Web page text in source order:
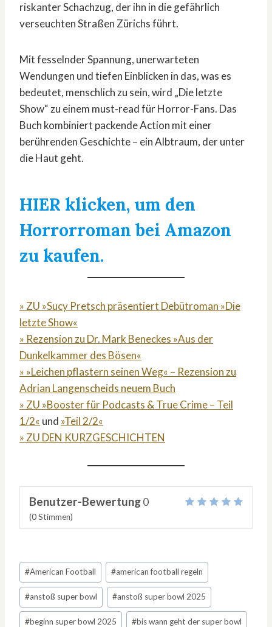
riskanter Schachzug, der ihn in die gefährlich
verseuchten Straßen Zürichs führt.
Mit fesselnder Spannung, unerwarteten
Wendungen und tiefen Einblicken in das, was es
bedeutet, menschlich zu sein, wird „Die letzte
Show“ zu einem must-read für Horror-Fans. Das
Buch kombiniert packende Action mit einer
berührenden Geschichte – ein Albtraum, der unter
die Haut geht.
HIER klicken, um den
Horrorroman bei Amazon
zu kaufen.
» ZU »Sucy Pretsch präsentiert Debütroman »Die
letzte Show«
» Rezension zu Dr. Mark Beneckes »Aus der
Dunkelkammer des Bösen«
» »Leichen pflastern seinen Weg« – Rezension zu
Adrian Langenscheids neuem Buch
» ZU »Booster für Podcasts & True Crime – Teil
1/2« und »Teil 2/2«
» ZU DEN KURZGESCHICHTEN
Benutzer-Bewertung0
(0Stimmen)
Schlagworte:
#American Football #american football regeln
#anstoß super bowl #anstoß super bowl 2025
#beginn super bowl 2025 #bis wann geht der super bowl